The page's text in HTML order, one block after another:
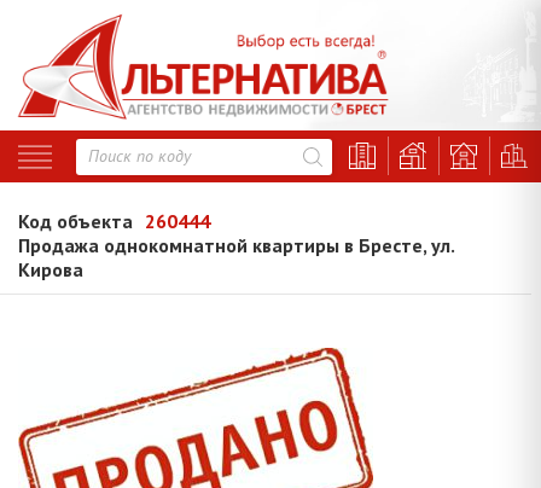
Код объекта 260444
Продажа однокомнатной квартиры в Бресте, ул.
Кирова